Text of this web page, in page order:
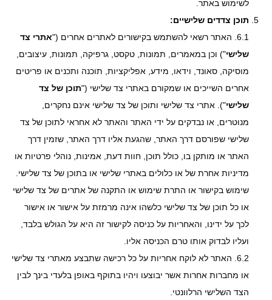
לשימוש באתר.
תוכן צדדים שלישיים:
6.1. האתר רשאי להשתמש בקישורים לאתרים אחרים ("
אתרי צד
שלישי") וכן במאמרים, תמונות, טקסט, גרפיקה, תמונות, עיצובים,
מוסיקה, סאונד, וידאו, מידע, אפליקציות, תוכנה ותכנים או פריטים
אחרים השייכים או שמקורם באתרי צד שלישי ("תוכן של צד
שלישי"). אתרי צד שלישי ותוכן של צד שלישי אינם נחקרים,
מנוטרים, או נבדקים על ידי האתר והאתר לא אחראי לתוכן של צד
שלישי שפורסם דרך האתר, שהגעת אליו דרך האתר, שזמין דרך
האתר או מותקן בו, כולל תוכן, חוות דעת, אמינות, נוהלי פרטיות או
מדיניות אחרת של או כלולים באתרי שלישי או בתוכן של צד שלישי.
שימוש בקישור או התרת שימוש או התקנה של אתרים של צד שלישי
או כל תוכן של צד שלישי כלשהו אינה מרמזת על אישור או אישור
לכך על ידינו, והאחריות על כניסה לקישור זה היא על הגולש בלבד,
ועליו לבדוק אותו טרם הכניסה אליו.
6.2. האתר לא לוקח אחריות על כל רכישה שתבצע מאתרי צד שלישי
או מחברות אחרות אשר יבוצעו ויהיו בתוקף באופן בלעדי בינך לבין
הצד השלישי הרלוונטי.